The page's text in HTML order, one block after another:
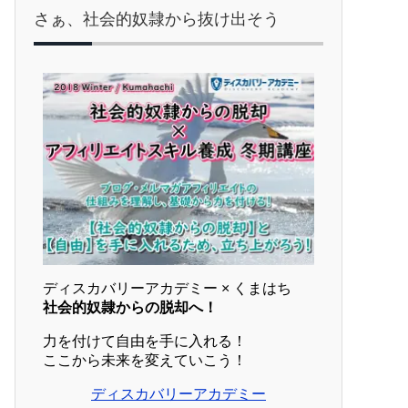
さぁ、社会的奴隷から抜け出そう
ディスカバリーアカデミー × くまはち
社会的奴隷からの脱却へ！
力を付けて自由を手に入れる！
ここから未来を変えていこう！
ディスカバリーアカデミー